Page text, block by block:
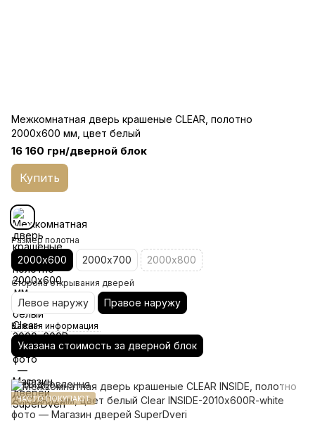
Межкомнатная дверь крашеные CLEAR, полотно
2000х600 мм, цвет белый
16 160 грн/дверной блок
Купить
Размер полотна
2000х600 2000х700 2000х800
Сторона открывания дверей
Левое наружу Правое наружу
Важная информация
Указана стоимость за дверной блок
ЧАСТО ПОКУПАЮТ